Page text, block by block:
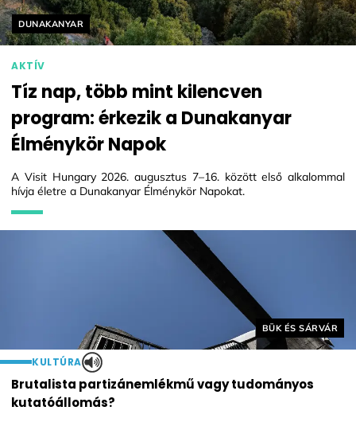
Helyszín címkék:
BÜK ÉS SÁRVÁR
KULTÚRA
Brutalista partizánemlékmű vagy tudományos
kutatóállomás?
Helyszín címkék:
DUNAKANYAR
AKTÍV
Tíz nap, több mint kilencven
program: érkezik a Dunakanyar
Élménykör Napok
A Visit Hungary 2026. augusztus 7–16. között első alkalommal
hívja életre a Dunakanyar Élménykör Napokat.